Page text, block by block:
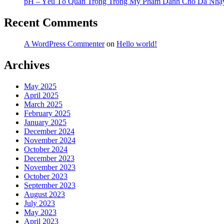
Recent Comments
A WordPress Commenteron Hello world!
Archives
May 2025
April 2025
March 2025
February 2025
January 2025
December 2024
November 2024
October 2024
December 2023
November 2023
October 2023
September 2023
August 2023
July 2023
May 2023
April 2023